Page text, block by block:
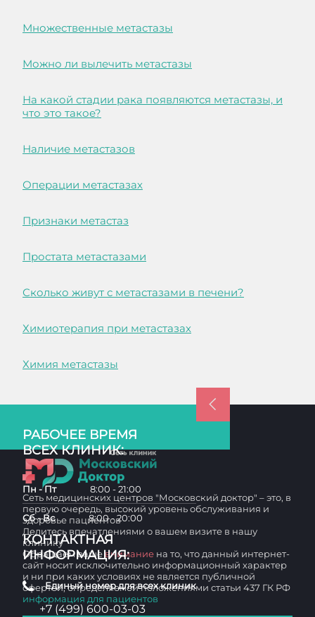
Множественные метастазы
Можно ли вылечить метастазы
На какой стадии рака появляются метастазы, и
что это такое?
Наличие метастазов
Операции метастазах
Признаки метастаз
Простата метастазами
Сколько живут с метастазами в печени?
Химиотерапия при метастазах
Химия метастазы
РАБОЧЕЕ ВРЕМЯ
ВСЕХ КЛИНИК:
Пн - Пт 8:00 - 21:00
Сб - Вс 8:00 - 20:00
КОНТАКТНАЯ
ИНФОРМАЦИЯ:
Единый номер для всех клиник
+7 (499) 600-03-03
Сеть медицинских центров "Московский доктор" – это, в
первую очередь, высокий уровень обслуживания и
здоровье пациентов
Делитесь впечатлениями о вашем визите в нашу
клинику
Обращаем вашевнимание на то, что данный интернет-
сайт носит исключительно информационный характер
и ни при каких условиях не является публичной
офертой, определяемой положениями статьи 437 ГК РФ
информация для пациентов